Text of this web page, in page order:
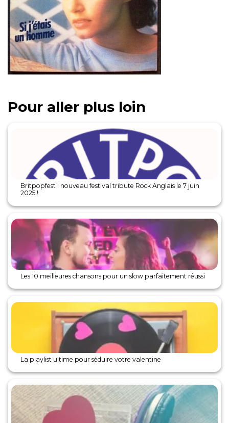
Pour aller plus loin
Britpopfest : nouveau festival tribute Rock Anglais le 7 juin
2025 !
Les 10 meilleures chansons pour un slow parfaitement réussi
La playlist ultime pour séduire votre valentine